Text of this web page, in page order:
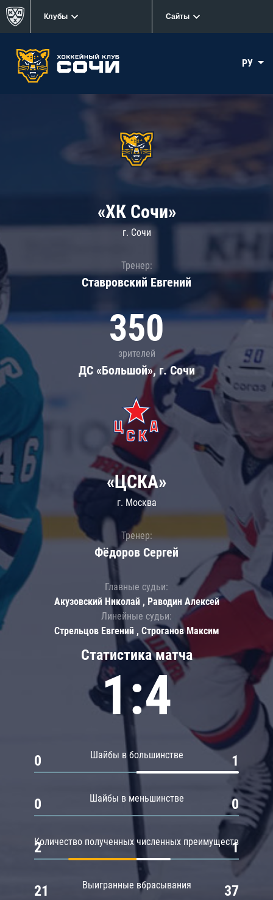
Клубы Сайты
РУ
«ХК Сочи»
г. Сочи
Тренер:
Ставровский Евгений
350
зрителей
ДС «Большой», г. Сочи
Статистика матча
1:4
Шайбы в большинстве
0 1
Шайбы в меньшинстве
0 0
Количество полученных численных преимуществ
2 1
Выигранные вбрасывания
21 37
«ЦСКА»
г. Москва
Тренер:
Фёдоров Сергей
Главные судьи:
Акузовский Николай , Раводин Алексей
Линейные судьи:
Стрельцов Евгений , Строганов Максим